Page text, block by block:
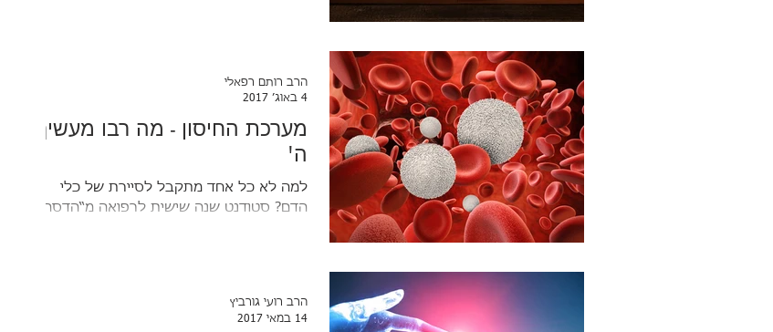
מערכת החיסון - מה רבו מעשיך
ה'
למה לא כל אחד מתקבל לסיירת של כלי
הדם? סטודנט שנה שישית לרפואה מ“הדסה
הרב רותם רפאלי
4 באוג׳ 2017
הרב רועי גורביץ
14 במאי 2017